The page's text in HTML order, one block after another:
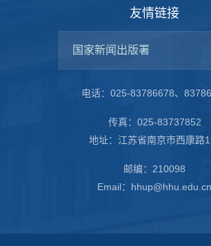
友情链接
国家新闻出版署
电话：025-83786678、
传真：025-83737852
地址：江苏省南京市西康路
邮编：210098
Email：hhup@hhu.edu.cn